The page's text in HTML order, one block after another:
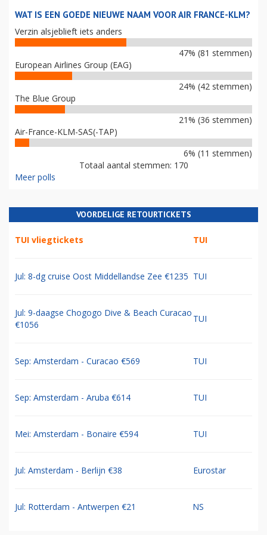
WAT IS EEN GOEDE NIEUWE NAAM VOOR AIR FRANCE-KLM?
Verzin alsjeblieft iets anders
47% (81 stemmen)
European Airlines Group (EAG)
24% (42 stemmen)
The Blue Group
21% (36 stemmen)
Air-France-KLM-SAS(-TAP)
6% (11 stemmen)
Totaal aantal stemmen: 170
Meer polls
VOORDELIGE RETOURTICKETS
TUI vliegtickets TUI
Jul: 8-dg cruise Oost Middellandse Zee €1235 TUI
Jul: 9-daagse Chogogo Dive & Beach Curacao
€1056
TUI
Sep: Amsterdam - Curacao €569 TUI
Sep: Amsterdam - Aruba €614 TUI
Mei: Amsterdam - Bonaire €594 TUI
Jul: Amsterdam - Berlijn €38 Eurostar
Jul: Rotterdam - Antwerpen €21 NS